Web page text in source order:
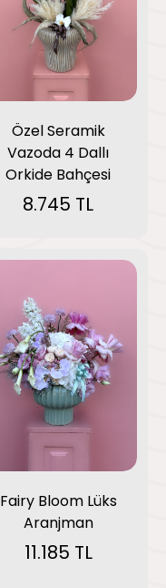
Özel Seramik
Vazoda 4 Dallı
Orkide Bahçesi
8.745 TL
Fairy Bloom Lüks
Aranjman
11.185 TL